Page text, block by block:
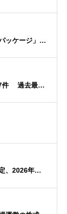
ッケージ」を
件 過去最多
、2026年目